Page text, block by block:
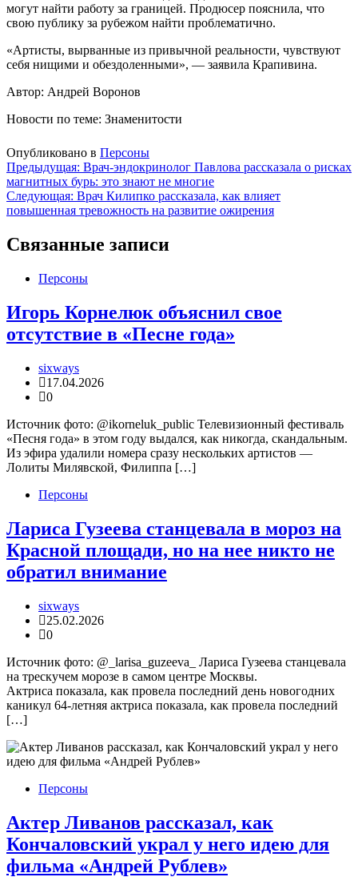
могут найти работу за границей. Продюсер пояснила, что
свою публику за рубежом найти проблематично.
«Артисты, вырванные из привычной реальности, чувствуют
себя нищими и обездоленными», — заявила Крапивина.
Автор: Андрей Воронов
Новости по теме: Знаменитости
Опубликовано в Персоны
Навигация
по
записям
Предыдущая: Врач-эндокринолог Павлова рассказала о рисках
магнитных бурь: это знают не многие
Следующая: Врач Килипко рассказала, как влияет
повышенная тревожность на развитие ожирения
Связанные записи
Персоны
Игорь Корнелюк объяснил свое
отсутствие в «Песне года»
sixways
17.04.2026
0
Источник фото: @ikorneluk_public Телевизионный фестиваль
«Песня года» в этом году выдался, как никогда, скандальным.
Из эфира удалили номера сразу нескольких артистов —
Лолиты Милявской, Филиппа […]
Персоны
Лариса Гузеева станцевала в мороз на
Красной площади, но на нее никто не
обратил внимание
sixways
25.02.2026
0
Источник фото: @_larisa_guzeeva_ Лариса Гузеева станцевала
на трескучем морозе в самом центре Москвы.
Актриса показала, как провела последний день новогодних
каникул 64-летняя актриса показала, как провела последний
[…]
Персоны
Актер Ливанов рассказал, как
Кончаловский украл у него идею для
фильма «Андрей Рублев»